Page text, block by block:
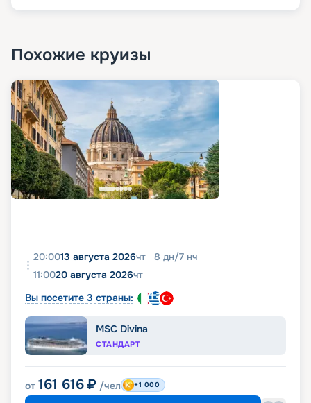
Похожие круизы
20:0013 августа 2026чт 8 дн/7 нч
11:0020 августа 2026чт
Вы посетите 3 страны:
MSC Divina
СТАНДАРТ
от 161 616 ₽ /чел +1 000